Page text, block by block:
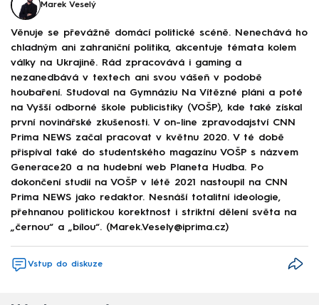
Marek Veselý
Věnuje se převážně domácí politické scéně. Nenechává ho
chladným ani zahraniční politika, akcentuje témata kolem
války na Ukrajině. Rád zpracovává i gaming a
nezanedbává v textech ani svou vášeň v podobě
houbaření. Studoval na Gymnáziu Na Vítězné pláni a poté
na Vyšší odborné škole publicistiky (VOŠP), kde také získal
první novinářské zkušenosti. V on-line zpravodajství CNN
Prima NEWS začal pracovat v květnu 2020. V té době
přispíval také do studentského magazínu VOŠP s názvem
Generace20 a na hudební web Planeta Hudba. Po
dokončení studií na VOŠP v létě 2021 nastoupil na CNN
Prima NEWS jako redaktor. Nesnáší totalitní ideologie,
přehnanou politickou korektnost i striktní dělení světa na
„černou“ a „bílou“. (Marek.Vesely@iprima.cz)
Vstup do diskuze